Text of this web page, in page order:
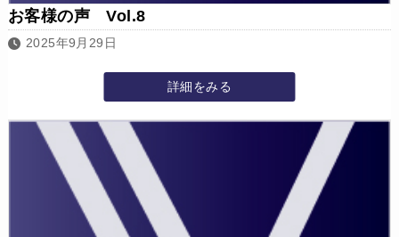
お客様の声 Vol.8
2025年9月29日
詳細をみる